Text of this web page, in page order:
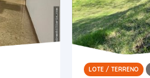
LOTE / TERRENO